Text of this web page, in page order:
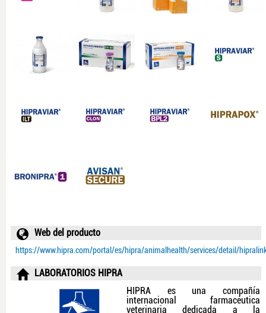
Web del producto
https://www.hipra.com/portal/es/hipra/animalhealth/services/detail/
LABORATORIOS HIPRA
HIPRA es una compañía
internacional farmacéutica
veterinaria dedicada a la